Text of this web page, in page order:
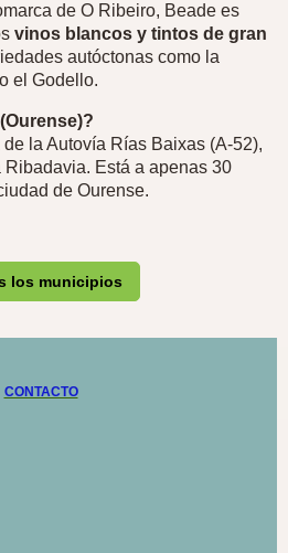
de O Ribeiro, Beade es
vinos blancos y tintos de gran
autóctonas como la
el Godello.
la Autovía Rías Baixas (A-52),
Está a apenas 30
de Ourense.
los municipios
CONTACTO